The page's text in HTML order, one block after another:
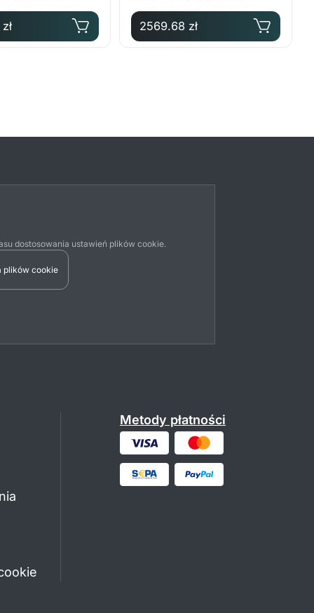
2569.68 zł
dostosowania ustawień plików cookie.
plików cookie
Metody płatności